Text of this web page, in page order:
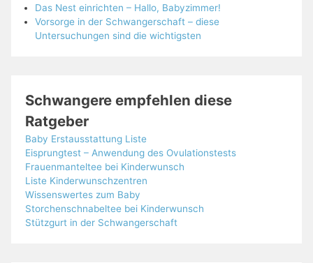
Das Nest einrichten – Hallo, Babyzimmer!
Vorsorge in der Schwangerschaft – diese
Untersuchungen sind die wichtigsten
Schwangere empfehlen diese
Ratgeber
Baby Erstausstattung Liste
Eisprungtest – Anwendung des Ovulationstests
Frauenmanteltee bei Kinderwunsch
Liste Kinderwunschzentren
Wissenswertes zum Baby
Storchenschnabeltee bei Kinderwunsch
Stützgurt in der Schwangerschaft